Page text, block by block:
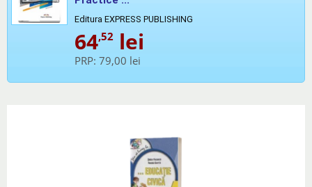
Editura EXPRESS PUBLISHING
64,52 lei
PRP: 79,00 lei